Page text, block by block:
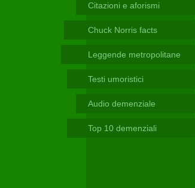
Citazioni e aforismi
Chuck Norris facts
Leggende metropolitane
Testi umoristici
Audio demenziale
Top 10 demenziali